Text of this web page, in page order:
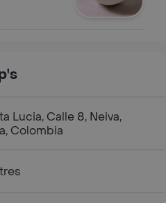
Lucia, Calle 8, Neiva,
Colombia